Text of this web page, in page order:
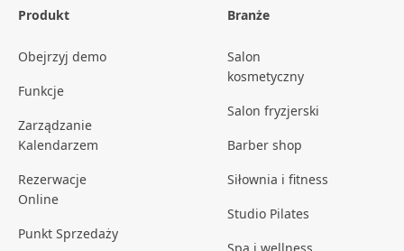
Produkt
Obejrzyj demo
Funkcje
Zarządzanie
Kalendarzem
Rezerwacje
Online
Punkt Sprzedaży
Branże
Salon
kosmetyczny
Salon fryzjerski
Barber shop
Siłownia i fitness
Studio Pilates